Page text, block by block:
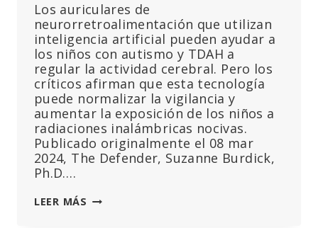
Los auriculares de
neurorretroalimentación que utilizan
inteligencia artificial pueden ayudar a
los niños con autismo y TDAH a
regular la actividad cerebral. Pero los
críticos afirman que esta tecnología
puede normalizar la vigilancia y
aumentar la exposición de los niños a
radiaciones inalámbricas nocivas.
Publicado originalmente el 08 mar
2024, The Defender, Suzanne Burdick,
Ph.D….
LEER MÁS AURICULARES